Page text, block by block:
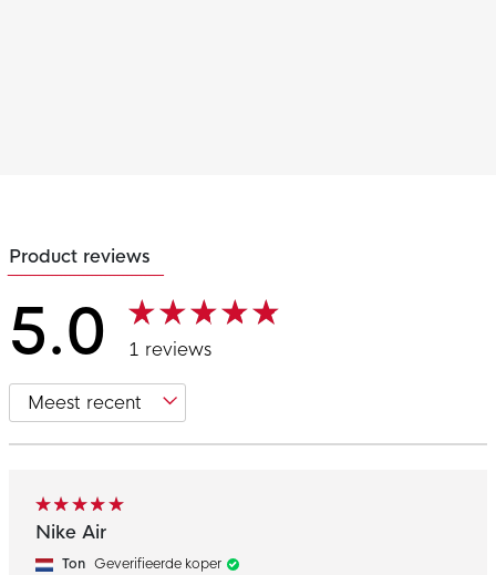
Product reviews
5.0 1 reviews
Nike Air
Ton Geverifieerde koper